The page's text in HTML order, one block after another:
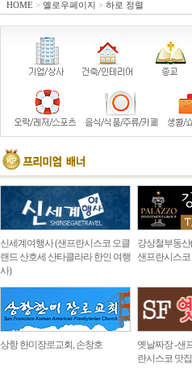
HOME > 옐로우페이지 > 하로 정렬
신세계여행사 (샌프란시스코 오클
랜드 산호세 산타클라라 한인 여행
사)
강상철부동
샌프란시스코
상항 한미장로교회, 손창호
옛날짜장 -샌
란시스코 맛